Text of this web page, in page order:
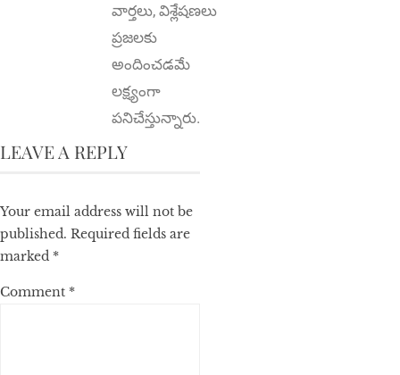
వార్తలు, విశ్లేషణలు
ప్రజలకు
అందించడమే
లక్ష్యంగా
పనిచేస్తున్నారు.
LEAVE A REPLY
Your email address will not be
published. Required fields are
marked *
Comment *